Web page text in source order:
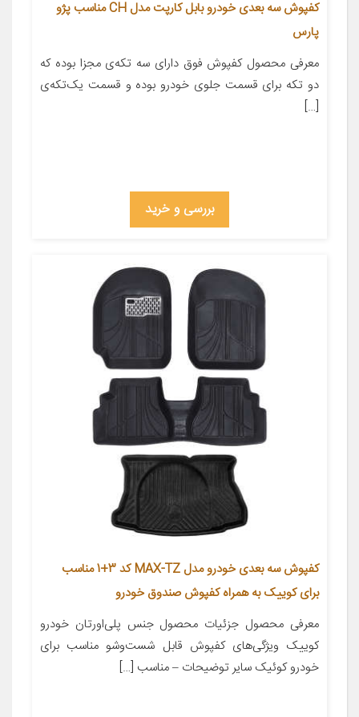
کفپوش سه بعدی خودرو بابل کارپت مدل CH مناسب پژو
پارس
معرفی محصول کفپوش فوق دارای سه تکه‌ی مجزا بوده که
دو تکه برای قسمت جلوی خودرو بوده و قسمت یک‌تکه‌ی
[…]
بررسی و خرید
کفپوش سه بعدی خودرو مدل MAX-TZ کد 3+1 مناسب
برای کوییک به همراه کفپوش صندوق خودرو
معرفی محصول جزئیات محصول جنس پلی‌اورتان خودرو
کوییک ویژگی‌های کفپوش قابل شست‌وشو مناسب برای
خودرو کوئیک سایر توضیحات – مناسب […]